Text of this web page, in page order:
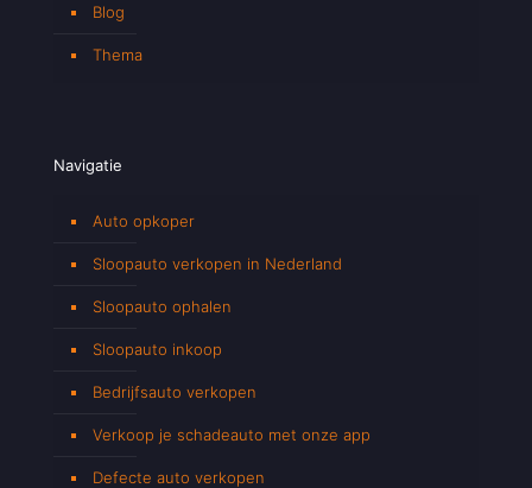
Blog
Thema
Navigatie
Auto opkoper
Sloopauto verkopen in Nederland
Sloopauto ophalen
Sloopauto inkoop
Bedrijfsauto verkopen
Verkoop je schadeauto met onze app
Defecte auto verkopen